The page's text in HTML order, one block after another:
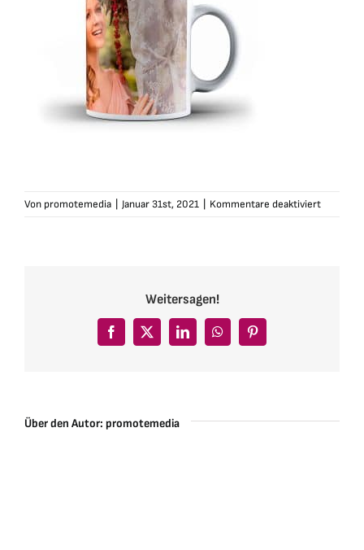
Von promotemedia Januar 31st, 2021 Kommentare deaktiviertfür
Weitersagen!
Facebook
X LinkedInWhatsAppPinterest
Über den Autor: promotemedia